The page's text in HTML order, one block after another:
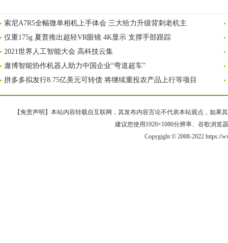
索尼A7R5全幅微单相机上手体会 三大给力升级背刺老机主
仅重175g 夏普推出超轻VR眼镜 4K显示 支撑手部跟踪
2021世界人工智能大会 高科技云集
遨博智能协作机器人助力中国企业“弯道超车”
拼多多拟发行8.75亿美元可转债 将继续重投农产品上行等项目
【免责声明】本站内容转载自互联网，其发布内容言论不代表本站观点，如果
建议您使用1920×1080分辨率、谷歌浏览
Copygight © 2008-2022 https://